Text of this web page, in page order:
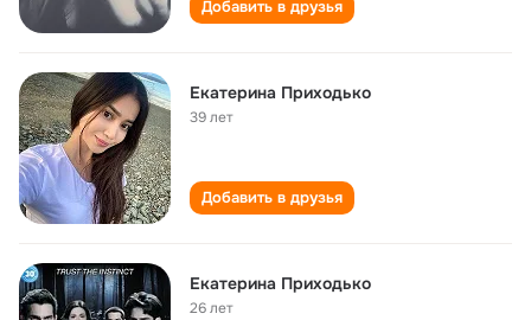
Добавить в друзья
Екатерина Приходько
39 лет
Добавить в друзья
Екатерина Приходько
26 лет